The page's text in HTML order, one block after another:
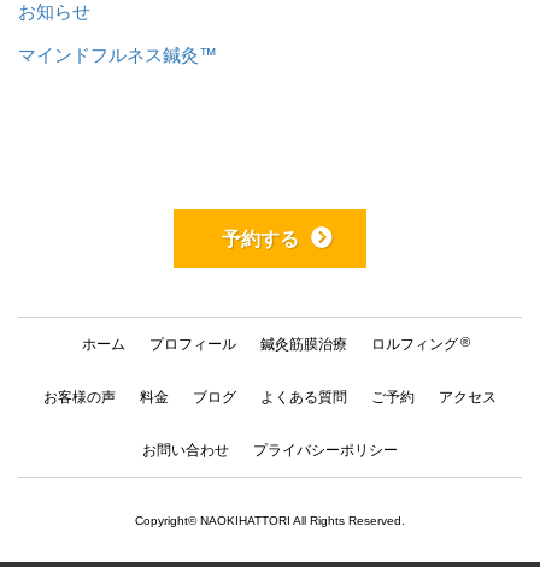
お知らせ
マインドフルネス鍼灸™️
予約する
ホーム プロフィール 鍼灸筋膜治療 ロルフィング®
お客様の声 料金 ブログ よくある質問 ご予約 アクセス
お問い合わせ プライバシーポリシー
Copyright© NAOKIHATTORI All Rights Reserved.